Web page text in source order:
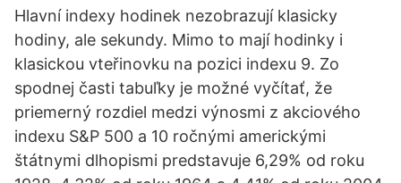
Hlavní indexy hodinek nezobrazují klasicky
hodiny, ale sekundy. Mimo to mají hodinky i
klasickou vteřinovku na pozici indexu 9. Zo
spodnej časti tabuľky je možné vyčítať, že
priemerný rozdiel medzi výnosmi z akciového
indexu S&P 500 a 10 ročnými americkými
štátnymi dlhopismi predstavuje 6,29% od roku